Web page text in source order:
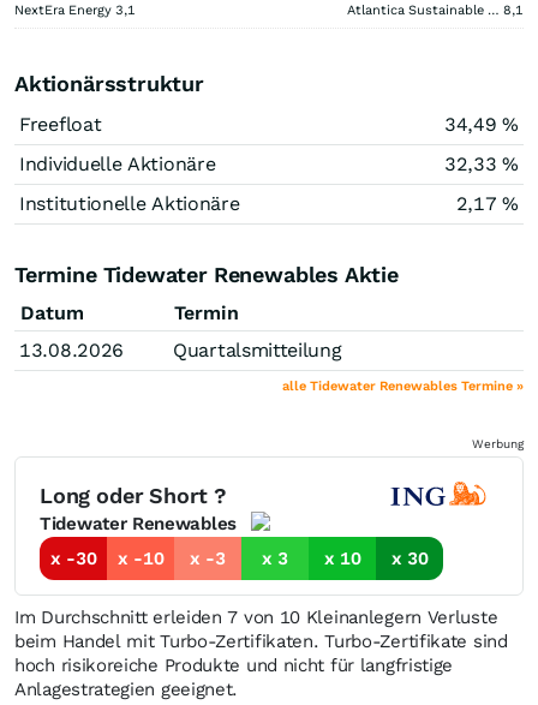
NextEra Energy 3,1 Atlantica Sustainable Infrastructure 8,1
Aktionärsstruktur
Freefloat
34,49 %
Individuelle Aktionäre
32,33 %
Institutionelle Aktionäre
2,17 %
Termine Tidewater Renewables Aktie
Datum
Termin
13.08.2026
Quartalsmitteilung
alle Tidewater Renewables Termine »
Werbung
Long oder Short ?
Tidewater Renewables
x -30
x -10 x -3 x 3 x 10 x 30
Im Durchschnitt erleiden 7 von 10 Kleinanlegern Verluste
beim Handel mit Turbo-Zertifikaten. Turbo-Zertifikate sind
hoch risikoreiche Produkte und nicht für langfristige
Anlagestrategien geeignet.